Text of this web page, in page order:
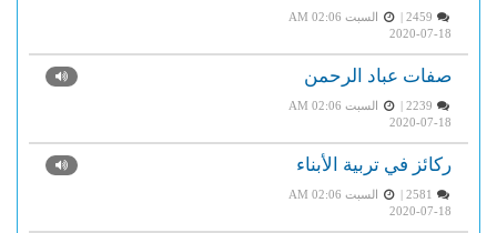
السبت AM 02:06
2020-07-18
صفات عباد الرحمن
السبت AM 02:06
2020-07-18
ركائز في تربية الأبناء
السبت AM 02:06
2020-07-18